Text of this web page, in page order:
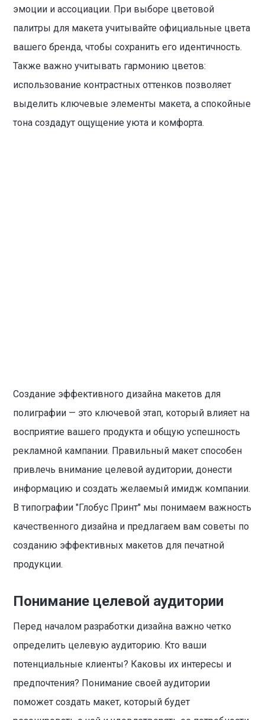
эмоции и ассоциации. При выборе цветовой
палитры для макета учитывайте официальные цвета
вашего бренда, чтобы сохранить его идентичность.
Также важно учитывать гармонию цветов:
использование контрастных оттенков позволяет
выделить ключевые элементы макета, а спокойные
тона создадут ощущение уюта и комфорта.
Создание эффективного дизайна макетов для
полиграфии — это ключевой этап, который влияет на
восприятие вашего продукта и общую успешность
рекламной кампании. Правильный макет способен
привлечь внимание целевой аудитории, донести
информацию и создать желаемый имидж компании.
В типографии "Глобус Принт" мы понимаем важность
качественного дизайна и предлагаем вам советы по
созданию эффективных макетов для печатной
продукции.
Понимание целевой аудитории
Перед началом разработки дизайна важно четко
определить целевую аудиторию. Кто ваши
потенциальные клиенты? Каковы их интересы и
предпочтения? Понимание своей аудитории
поможет создать макет, который будет